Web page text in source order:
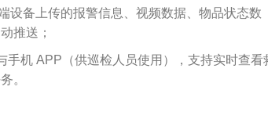
设备上传的报警信息、视频数据、物品状态数
推送；
机 APP（供巡检人员使用），支持实时查看
。